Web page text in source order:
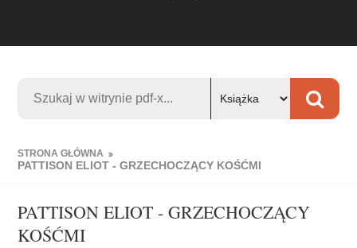
STRONA GŁÓWNA
PATTISON ELIOT - GRZECHOCZĄCY KOŚĆMI
PATTISON ELIOT - GRZECHOCZĄCY
KOŚĆMI